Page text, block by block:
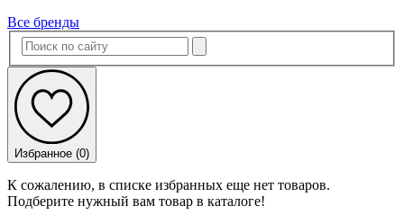
Все бренды
Избранное (0)
К сожалению, в списке избранных еще нет товаров.
Подберите нужный вам товар в каталоге!